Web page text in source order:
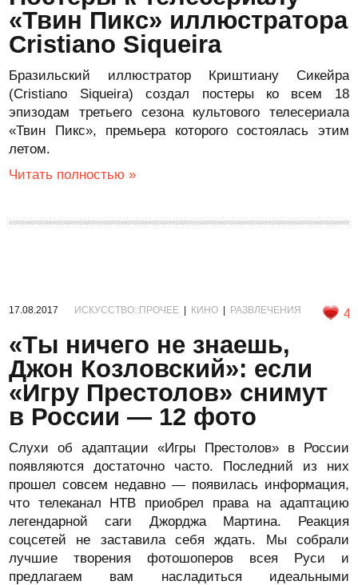
«Твин Пикс» иллюстратора
Cristiano Siqueira
Бразильский иллюстратор Криштиану Сикейра
(Cristiano Siqueira) создал постеры ко всем 18
эпизодам третьего сезона культового телесериала
«Твин Пикс», премьера которого состоялась этим
летом.
Читать полностью »
17.08.2017 ИСКУССТВО::ПРОЧЕЕ КИНО РАЗВЛЕЧЕНИЯ 4
«Ты ничего не знаешь,
Джон Козловский»: если
«Игру Престолов» снимут
в России — 12 фото
Слухи об адаптации «Игры Престолов» в России
появляются достаточно часто. Последний из них
прошел совсем недавно — появилась информация,
что телеканал НТВ приобрел права на адаптацию
легендарной саги Джорджа Мартина. Реакция
соцсетей не заставила себя ждать. Мы собрали
лучшие творения фотошоперов всея Руси и
предлагаем вам насладиться идеальными